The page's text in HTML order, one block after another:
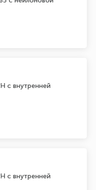
с внутренней
с внутренней